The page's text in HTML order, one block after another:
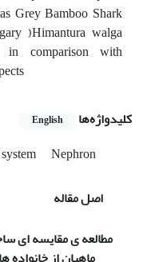
Grey Bamboo Shark
)Himantura walga
in comparison with
کلیدواژه‌ها
English
Nephron
اصل مقاله
مطالعه ی مقایسه ای